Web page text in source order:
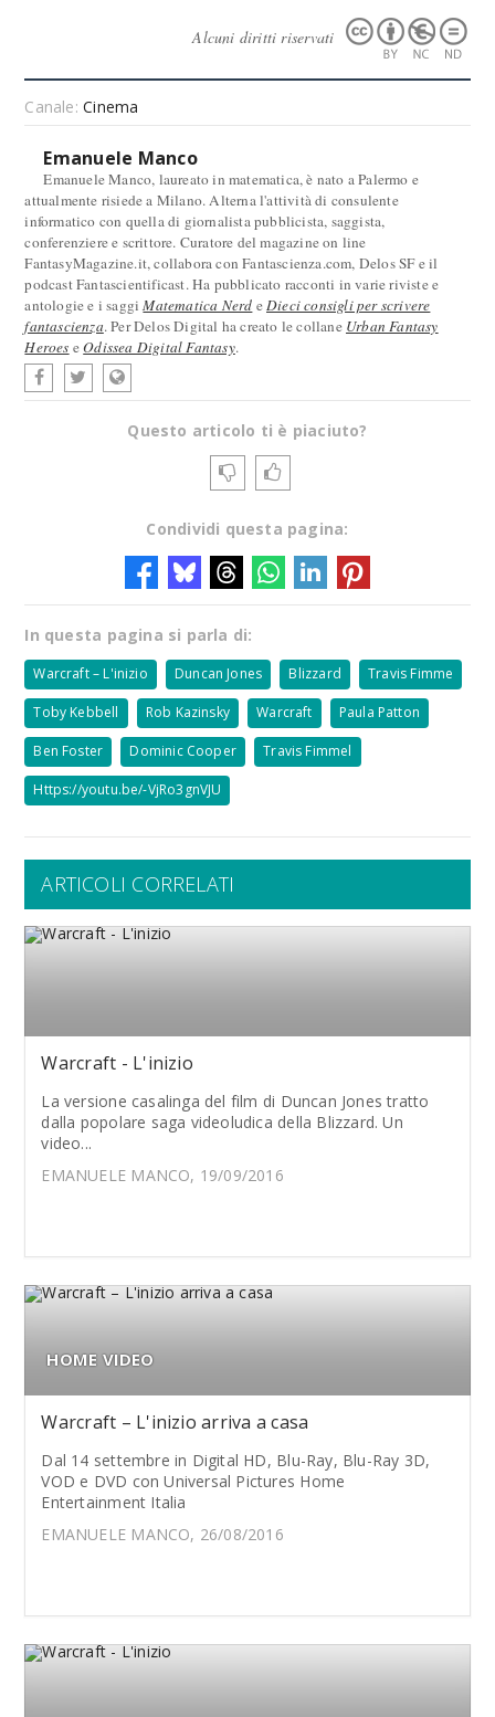
Alcuni diritti riservati
Canale:Cinema
Emanuele Manco
Emanuele Manco, laureato in matematica, è nato a Palermo e
attualmente risiede a Milano. Alterna l'attività di consulente
informatico con quella di giornalista pubblicista, saggista,
conferenziere e scrittore. Curatore del magazine on line
FantasyMagazine.it, collabora con Fantascienza.com, Delos SF e il
podcast Fantascientificast. Ha pubblicato racconti in varie riviste e
antologie e i saggiMatematica Nerd eDieci consigli per scrivere
fantascienza. Per Delos Digital ha creato le collane Urban Fantasy
Heroes eOdissea Digital Fantasy.
Questo articolo ti è piaciuto?
Condividi questa pagina:
In questa pagina si parla di:
Warcraft – L'inizio Duncan Jones Blizzard Travis Fimme
Toby Kebbell Rob Kazinsky Warcraft Paula Patton
Ben Foster Dominic Cooper Travis Fimmel
Https://youtu.be/-VjRo3gnVJU
ARTICOLI CORRELATI
Warcraft - L'inizio
La versione casalinga del film di Duncan Jones tratto
dalla popolare saga videoludica della Blizzard. Un
video...
EMANUELE MANCO, 19/09/2016
HOME VIDEO
Warcraft – L'inizio arriva a casa
Dal 14 settembre in Digital HD, Blu-Ray, Blu-Ray 3D,
VOD e DVD con Universal Pictures Home
Entertainment Italia
EMANUELE MANCO, 26/08/2016